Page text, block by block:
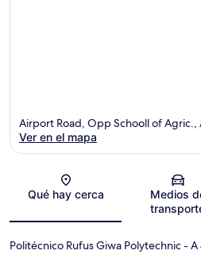
Airport Road, Opp Schooll of
Ver en el mapa
Qué hay cerca
Medios
Politécnico Rufus Giwa Polytechnic- A